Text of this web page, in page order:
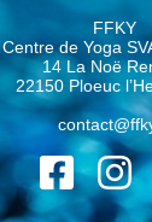
FFKY
Centre de Yoga
14 La Noë
22150 Ploeuc